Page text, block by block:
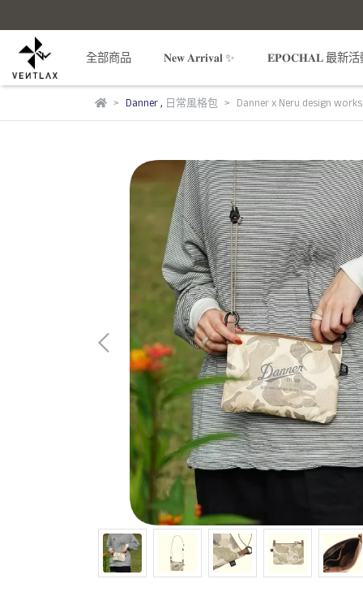
全部商品 𝐍𝐞𝐰 𝐀𝐫𝐫𝐢𝐯𝐚𝐥 ✨ 𝐄𝐏𝐎𝐂𝐇𝐀𝐋 最新活
Danner, 日常風格包 Danner x Neru design